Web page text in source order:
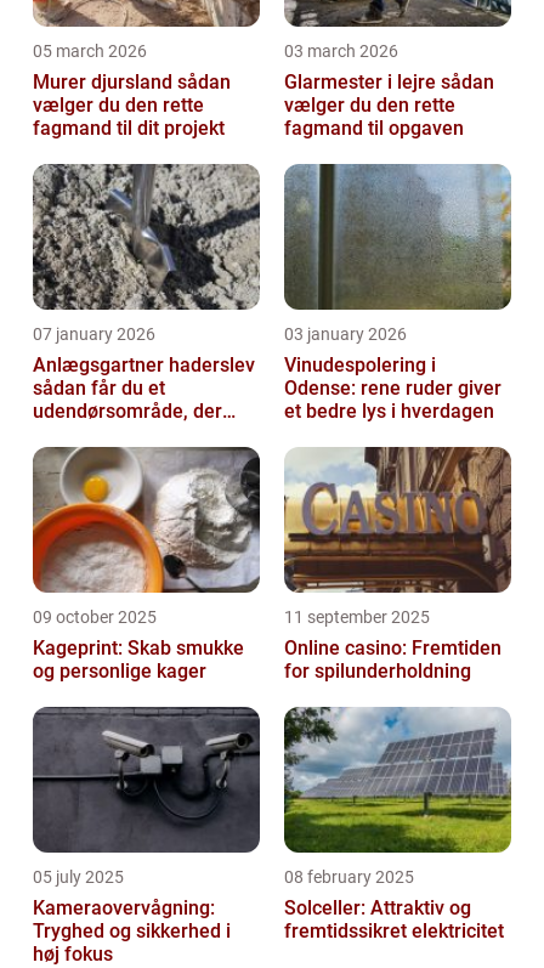
05 march 2026
Murer djursland sådan
vælger du den rette
fagmand til dit projekt
03 march 2026
Glarmester i lejre sådan
vælger du den rette
fagmand til opgaven
07 january 2026
Anlægsgartner haderslev
sådan får du et
udendørsområde, der
03 january 2026
Vinudespolering i
Odense: rene ruder giver
et bedre lys i hverdagen
09 october 2025
Kageprint: Skab smukke
og personlige kager
11 september 2025
Online casino: Fremtiden
for spilunderholdning
05 july 2025
Kameraovervågning:
Tryghed og sikkerhed i
høj fokus
08 february 2025
Solceller: Attraktiv og
fremtidssikret elektricitet